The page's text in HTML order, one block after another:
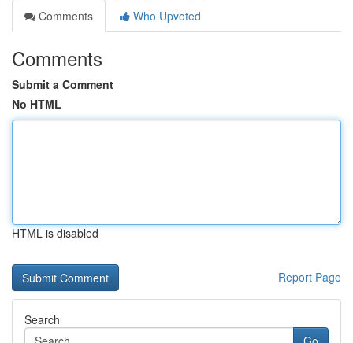
Comments
Who Upvoted
Comments
Submit a Comment
No HTML
HTML is disabled
Report Page
Search